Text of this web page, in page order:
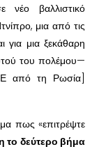
νέο βαλλιστικό
μια από τις
για μια ξεκάθαρη
του πολέμου—
από τη Ρωσία]
πως «επιτρέψτε
το δεύτερο βήμα